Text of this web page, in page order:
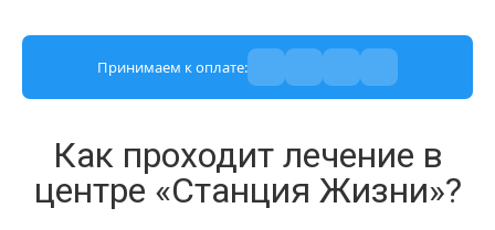
Принимаем к оплате:
Как проходит лечение в
центре «Станция Жизни»?